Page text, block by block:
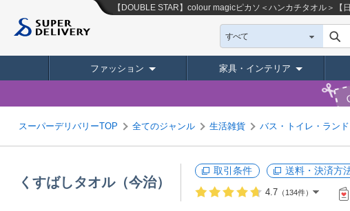
【DOUBLE STAR】colour magicピカソ＜ハンカチタオル＞【
すべて
ファッション 家具・インテリア
スーパーデリバリーTOP 全てのジャンル 生活雑貨 バス・トイレ・ラン
くすばしタオル（今治）
取引条件 送料・決済方
4.7（134件）